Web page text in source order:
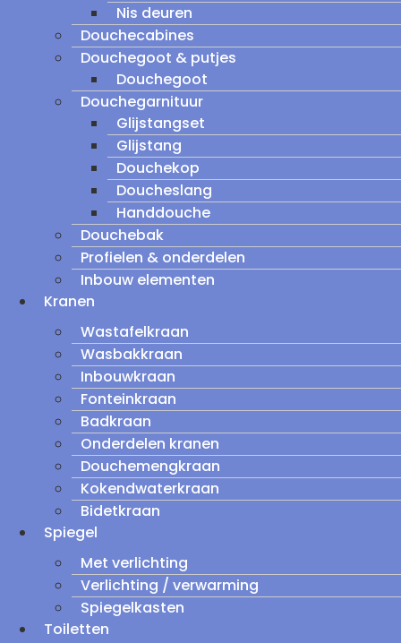
Nis deuren
Douchecabines
Douchegoot & putjes
Douchegoot
Douchegarnituur
Glijstangset
Glijstang
Douchekop
Doucheslang
Handdouche
Douchebak
Profielen & onderdelen
Inbouw elementen
Kranen
Wastafelkraan
Wasbakkraan
Inbouwkraan
Fonteinkraan
Badkraan
Onderdelen kranen
Douchemengkraan
Kokendwaterkraan
Bidetkraan
Spiegel
Met verlichting
Verlichting / verwarming
Spiegelkasten
Toiletten